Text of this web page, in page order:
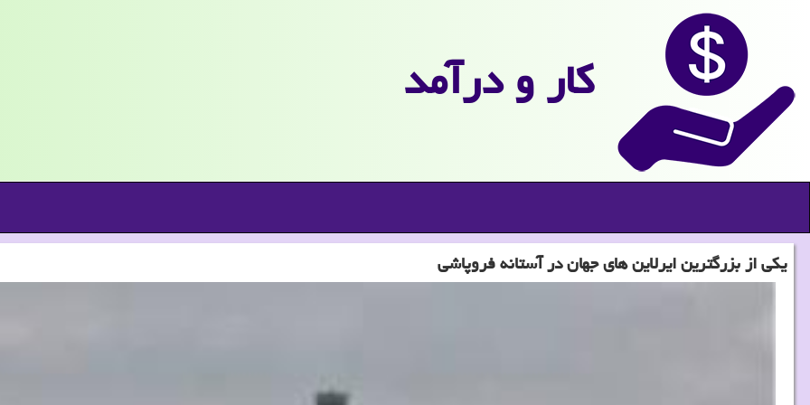
كار و درآمد
یكی از بزرگترین ایرلاین های جهان در آستانه فروپاشی